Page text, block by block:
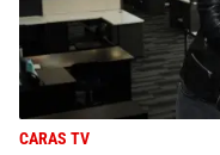
CARAS TV